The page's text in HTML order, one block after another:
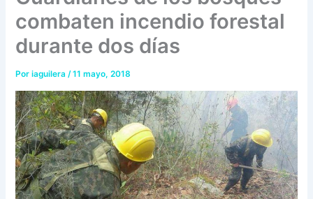
combaten incendio forestal
durante dos días
Poriaguilera/11 mayo, 2018